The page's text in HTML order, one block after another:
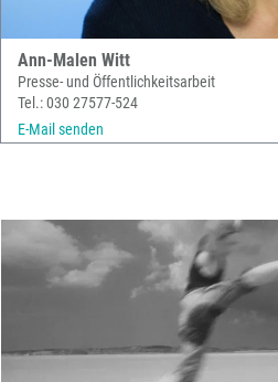
Ann-Malen Witt
Presse- und Öffentlichkeitsarbeit
Tel.: 030 27577-524
E-Mail senden